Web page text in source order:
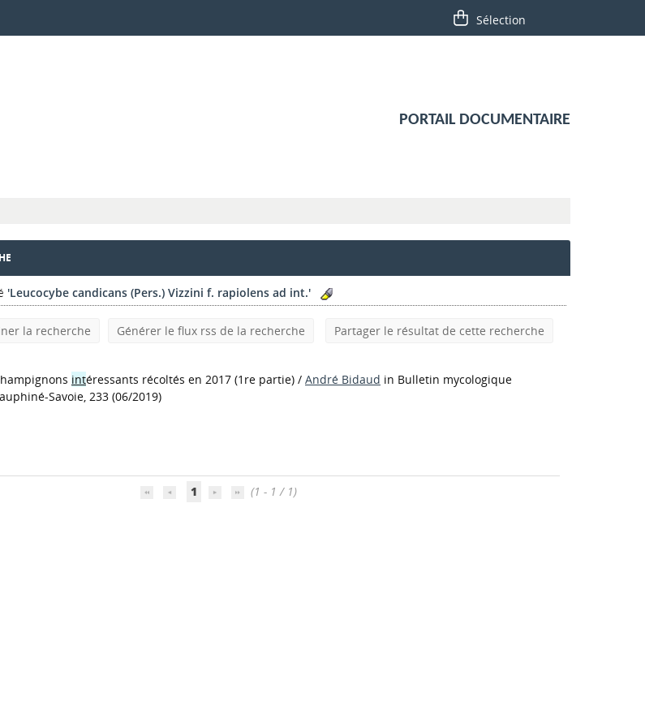
PORTAIL DOCUMENTAIRE
'Leucocybe candicans (Pers.) Vizzini f. rapiolens ad int.'
la recherche Générer le flux rss de la recherche Partager le résultat de cette recherche
intéressants récoltés en 2017 (1re partie) / André Bidaud in Bulletin mycologique
Savoie, 233 (06/2019)
1 (1 - 1 / 1)